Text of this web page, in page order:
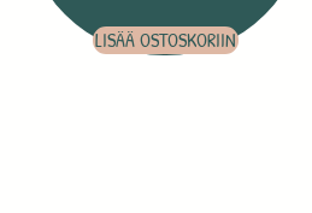
LISÄÄ OSTOSKORIIN